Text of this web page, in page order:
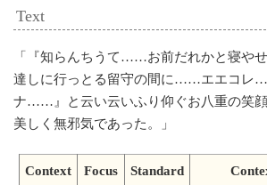
Text
「
『知らんちうて……お前だれかと寝や
達しに行っとる留守の間に……エエコレ
ナ……』と云い云いふり仰ぐお八重の笑顔
美しく無邪気であった。
」
Context Focus Standard